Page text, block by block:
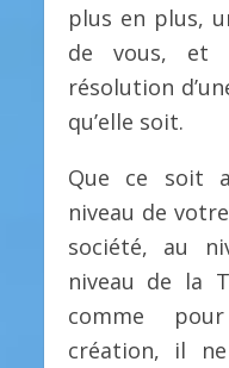
plus en plus,
de vous, et
résolution
qu’elle soit.
Que ce soit
niveau de
société, au
niveau de la
comme
création, il